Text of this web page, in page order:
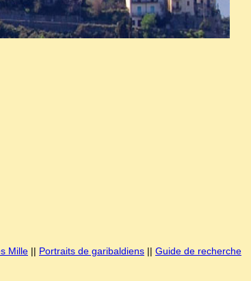
Mille || Portraits de garibaldiens || Guide de recherche